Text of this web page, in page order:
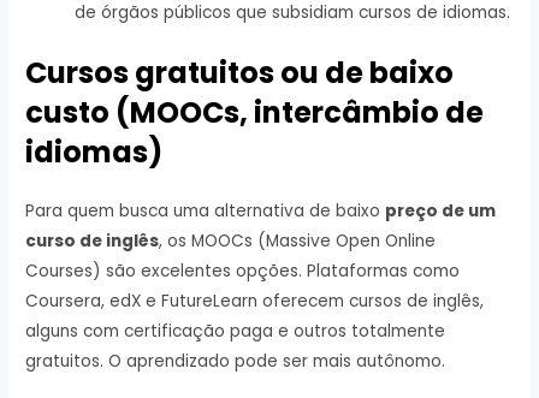
de órgãos públicos que subsidiam cursos de idiomas.
Cursos gratuitos ou de baixo
custo (MOOCs, intercâmbio de
idiomas)
Para quem busca uma alternativa de baixo preço de um
curso de inglês, os MOOCs (Massive Open Online
Courses) são excelentes opções. Plataformas como
Coursera, edX e FutureLearn oferecem cursos de inglês,
alguns com certificação paga e outros totalmente
gratuitos. O aprendizado pode ser mais autônomo.